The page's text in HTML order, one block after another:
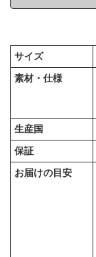
サイズ
素材・仕様
生産国
保証
お届けの目安